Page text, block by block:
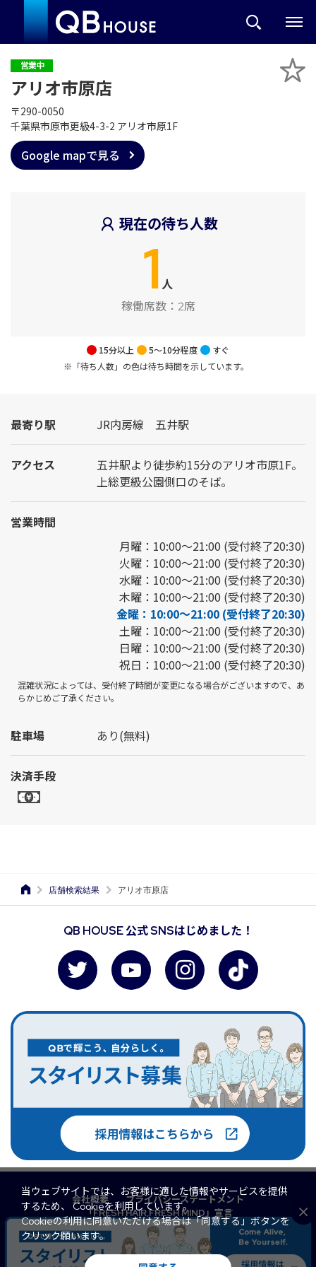
店舗検索結果 アリオ市原店
営業中
アリオ市原店
〒290-0050
千葉県市原市更級4-3-2 アリオ市原1F
Google mapで見る
現在の待ち人数
1 人
稼働席数： 2席
15分以上 5～10分程度
すぐ
※「待ち人数」の色は待ち時間を示しています。
最寄り駅 JR内房線 五井駅
アクセス
五井駅より徒歩約15分のアリオ市原1F。
上総更級公園側口のそば。
営業時間
月曜：10:00～21:00 (受付終了20:30)
火曜：10:00～21:00 (受付終了20:30)
水曜：10:00～21:00 (受付終了20:30)
木曜：10:00～21:00 (受付終了20:30)
金曜：10:00～21:00 (受付終了20:30)
土曜：10:00～21:00 (受付終了20:30)
日曜：10:00～21:00 (受付終了20:30)
祝日：10:00～21:00 (受付終了20:30)
混雑状況によっては、受付終了時間が変更になる場合がございますので、あ
らかじめご了承ください。
駐車場 あり(無料)
決済手段
QB HOUSE 公式 SNSはじめました！
会社概要
プライバシーステートメント
「FRESH HAIR,FRESH MIND」宣言
マルチステークホルダー方針
QB PREMIUM
FaSS
訪問理美容 サイトマップ
© 2026 QB Net Co., Ltd. All Rights Reserved.
当ウェブサイトでは、お客様に適した情報やサービスを提供
するため、 Cookieを利用しています。
Cookieの利用に同意いただける場合は「同意する」ボタンを
クリック願います。